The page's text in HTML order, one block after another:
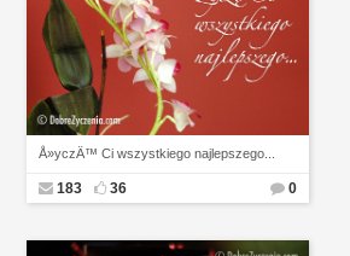
Å»yczÄ™ Ci wszystkiego najlepszego...
183 36 0